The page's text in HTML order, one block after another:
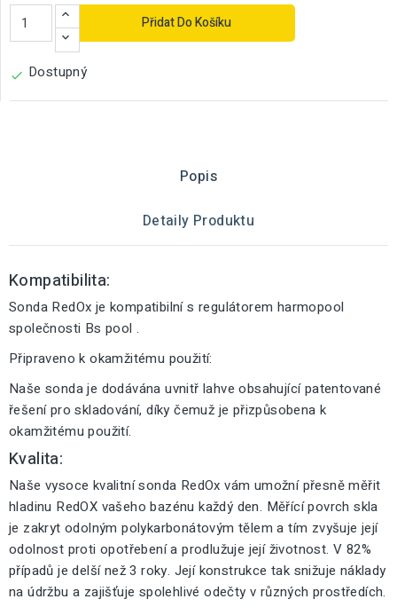
Přidat Do Košíku
 Dostupný
Popis
Detaily Produktu
Kompatibilita:
Sonda RedOx je kompatibilní s regulátorem harmopool
společnosti Bs pool .
Připraveno k okamžitému použití:
Naše sonda je dodávána uvnitř lahve obsahující patentované
řešení pro skladování, díky čemuž je přizpůsobena k
okamžitému použití.
Kvalita:
Naše vysoce kvalitní sonda RedOx vám umožní přesně měřit
hladinu RedOX vašeho bazénu každý den. Měřící povrch skla
je zakryt odolným polykarbonátovým tělem a tím zvyšuje její
odolnost proti opotřebení a prodlužuje její životnost. V 82%
případů je delší než 3 roky. Její konstrukce tak snižuje náklady
na údržbu a zajišťuje spolehlivé odečty v různých prostředích.